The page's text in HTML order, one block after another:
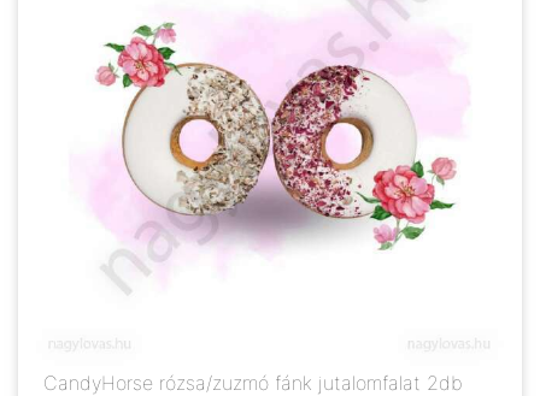
CandyHorse rózsa/zuzmó fánk jutalomfalat 2db